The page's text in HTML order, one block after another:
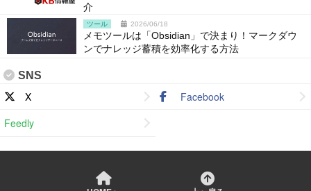
介
ツール 2026/06/18
メモツールは「Obsidian」で決まり！マークダウ
ンでナレッジ蓄積を効率化する方法
SNS
X
Facebook
Feedly